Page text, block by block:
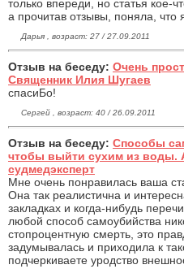
только впереди, но статья кое-
а прочитав отзывы, поняла, что
Дарья , возраст: 27 / 27.09.2011
Отзыв на беседу: Очень
Священник Илия Шугаев
спасиБо!
Сергей , возраст: 40 / 26.09.2011
Отзыв на беседу: Способы
чтобы выйти сухим из воды.
судмедэксперт
Мне очень понравилась ваша
Она так реалистична и
закладках и когда-нибудь
любой способ самоубийства
стопроцентную смерть, это
задумывалась и приходила к
подчеркиваете уродство